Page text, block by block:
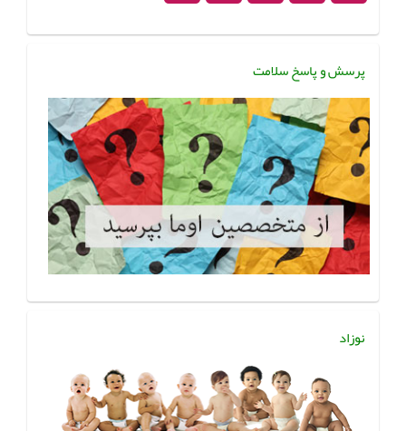
پرسش و پاسخ سلامت
نوزاد